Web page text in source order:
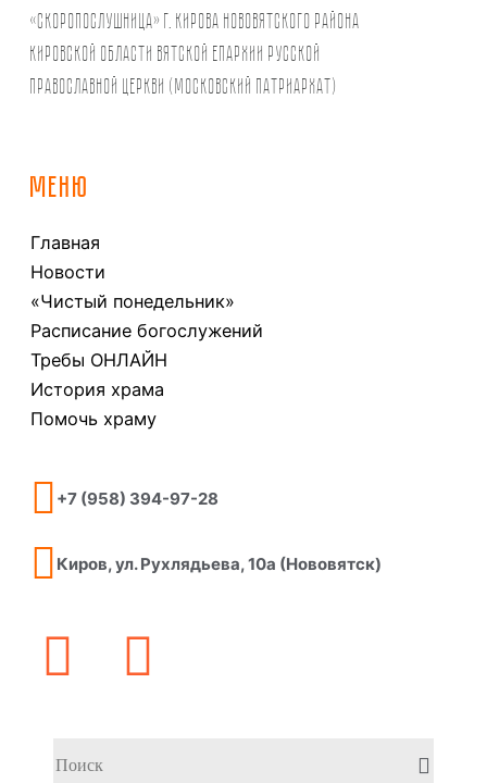
«Скоропослушница» г. Кирова Нововятского района
Кировской области Вятской Епархии Русской
Православной Церкви (Московский Патриархат)
МЕНЮ
Главная
Новости
«Чистый понедельник»
Расписание богослужений
Требы ОНЛАЙН
История храма
Помочь храму
+7 (958) 394-97-28
Киров, ул. Рухлядьева, 10а (Нововятск)